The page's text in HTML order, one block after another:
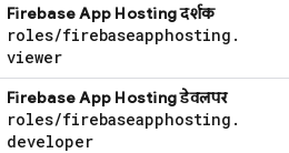
Firebase App Hostingदर्शक
roles/firebaseapphosting .
viewer
Firebase App Hostingडेवलपर
roles/firebaseapphosting .
developer